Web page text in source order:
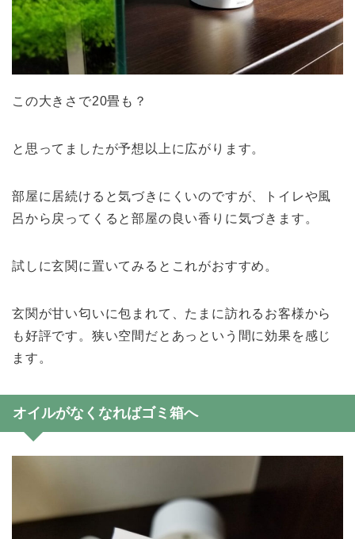
この大きさで20畳も？
と思ってましたが予想以上に広がります。
部屋に居続けると気づきにくいのですが、トイレや風
呂から戻ってくると部屋の良い香りに気づきます。
試しに玄関に置いてみるとこれがおすすめ。
玄関が甘い匂いに包まれて、たまに訪れるお客様から
も好評です。狭い空間だとあっという間に効果を感じ
ます。
オイルがなくなればゴミ箱へ